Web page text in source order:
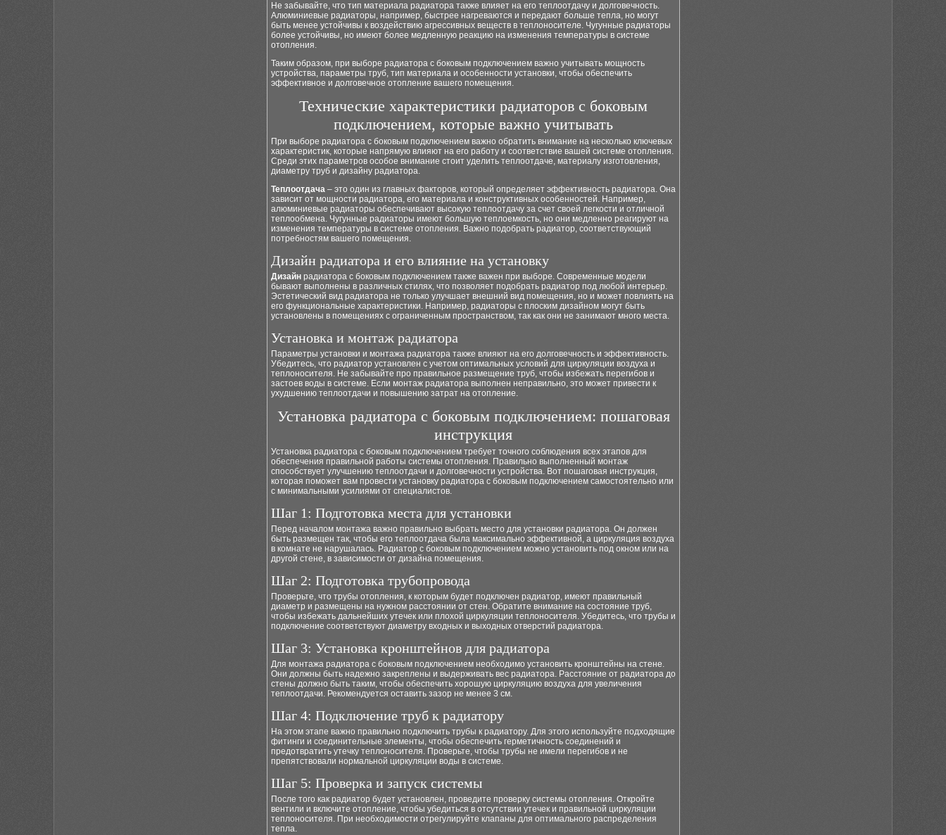
Не забывайте, что тип материала радиатора также влияет на его теплоотдачу и долговечность.
Алюминиевые радиаторы, например, быстрее нагреваются и передают больше тепла, но могут
быть менее устойчивы к воздействию агрессивных веществ в теплоносителе. Чугунные радиаторы
более устойчивы, но имеют более медленную реакцию на изменения температуры в системе
отопления.
Таким образом, при выборе радиатора с боковым подключением важно учитывать мощность
устройства, параметры труб, тип материала и особенности установки, чтобы обеспечить
эффективное и долговечное отопление вашего помещения.
Технические характеристики радиаторов с боковым
подключением, которые важно учитывать
При выборе радиатора с боковым подключением важно обратить внимание на несколько ключевых
характеристик, которые напрямую влияют на его работу и соответствие вашей системе отопления.
Среди этих параметров особое внимание стоит уделить теплоотдаче, материалу изготовления,
диаметру труб и дизайну радиатора.
Теплоотдача – это один из главных факторов, который определяет эффективность радиатора. Она
зависит от мощности радиатора, его материала и конструктивных особенностей. Например,
алюминиевые радиаторы обеспечивают высокую теплоотдачу за счет своей легкости и отличной
теплообмена. Чугунные радиаторы имеют большую теплоемкость, но они медленно реагируют на
изменения температуры в системе отопления. Важно подобрать радиатор, соответствующий
потребностям вашего помещения.
Дизайн радиатора и его влияние на установку
Дизайн радиатора с боковым подключением также важен при выборе. Современные модели
бывают выполнены в различных стилях, что позволяет подобрать радиатор под любой интерьер.
Эстетический вид радиатора не только улучшает внешний вид помещения, но и может повлиять на
его функциональные характеристики. Например, радиаторы с плоским дизайном могут быть
установлены в помещениях с ограниченным пространством, так как они не занимают много места.
Установка и монтаж радиатора
Параметры установки и монтажа радиатора также влияют на его долговечность и эффективность.
Убедитесь, что радиатор установлен с учетом оптимальных условий для циркуляции воздуха и
теплоносителя. Не забывайте про правильное размещение труб, чтобы избежать перегибов и
застоев воды в системе. Если монтаж радиатора выполнен неправильно, это может привести к
ухудшению теплоотдачи и повышению затрат на отопление.
Установка радиатора с боковым подключением: пошаговая
инструкция
Установка радиатора с боковым подключением требует точного соблюдения всех этапов для
обеспечения правильной работы системы отопления. Правильно выполненный монтаж
способствует улучшению теплоотдачи и долговечности устройства. Вот пошаговая инструкция,
которая поможет вам провести установку радиатора с боковым подключением самостоятельно или
с минимальными усилиями от специалистов.
Шаг 1: Подготовка места для установки
Перед началом монтажа важно правильно выбрать место для установки радиатора. Он должен
быть размещен так, чтобы его теплоотдача была максимально эффективной, а циркуляция воздуха
в комнате не нарушалась. Радиатор с боковым подключением можно установить под окном или на
другой стене, в зависимости от дизайна помещения.
Шаг 2: Подготовка трубопровода
Проверьте, что трубы отопления, к которым будет подключен радиатор, имеют правильный
диаметр и размещены на нужном расстоянии от стен. Обратите внимание на состояние труб,
чтобы избежать дальнейших утечек или плохой циркуляции теплоносителя. Убедитесь, что трубы и
подключение соответствуют диаметру входных и выходных отверстий радиатора.
Шаг 3: Установка кронштейнов для радиатора
Для монтажа радиатора с боковым подключением необходимо установить кронштейны на стене.
Они должны быть надежно закреплены и выдерживать вес радиатора. Расстояние от радиатора до
стены должно быть таким, чтобы обеспечить хорошую циркуляцию воздуха для увеличения
теплоотдачи. Рекомендуется оставить зазор не менее 3 см.
Шаг 4: Подключение труб к радиатору
На этом этапе важно правильно подключить трубы к радиатору. Для этого используйте подходящие
фитинги и соединительные элементы, чтобы обеспечить герметичность соединений и
предотвратить утечку теплоносителя. Проверьте, чтобы трубы не имели перегибов и не
препятствовали нормальной циркуляции воды в системе.
Шаг 5: Проверка и запуск системы
После того как радиатор будет установлен, проведите проверку системы отопления. Откройте
вентили и включите отопление, чтобы убедиться в отсутствии утечек и правильной циркуляции
теплоносителя. При необходимости отрегулируйте клапаны для оптимального распределения
тепла.